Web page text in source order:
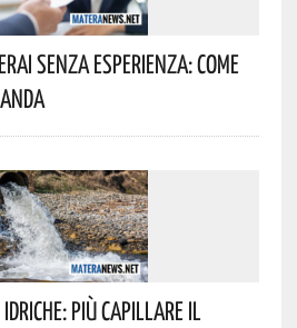
Senza Esperienza: Come
Più Capillare Il